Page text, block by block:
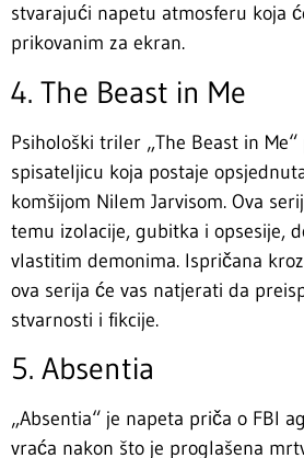
stvarajući napetu atmosferu koja
prikovanim za ekran.
4. The Beast in Me
Psihološki triler „The Beast in
spisateljicu koja postaje
komšijom Nilem Jarvisom. Ova
temu izolacije, gubitka i opsesije,
vlastitim demonima. Ispričana
ova serija će vas natjerati da
stvarnosti i fikcije.
5. Absentia
„Absentia“ je napeta priča o FBI
vraća nakon što je proglašena